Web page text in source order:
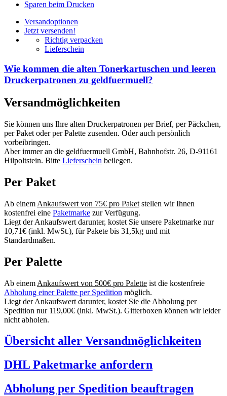
Sparen beim Drucken
Versandoptionen
Jetzt versenden!
Richtig verpacken
Lieferschein
Wie kommen die alten Tonerkartuschen und leeren
Druckerpatronen zu geldfuermuell?
Versandmöglichkeiten
Sie können uns Ihre alten Druckerpatronen per Brief, per Päckchen,
per Paket oder per Palette zusenden. Oder auch persönlich
vorbeibringen.
Aber immer an die geldfuermuell GmbH, Bahnhofstr. 26, D-91161
Hilpoltstein. Bitte Lieferschein beilegen.
Per Paket
Ab einem Ankaufswert von 75€ pro Paket stellen wir Ihnen
kostenfrei eine Paketmarke zur Verfügung.
Liegt der Ankaufswert darunter, kostet Sie unsere Paketmarke nur
10,71€ (inkl. MwSt.), für Pakete bis 31,5kg und mit
Standardmaßen.
Per Palette
Ab einem Ankaufswert von 500€ pro Palette ist die kostenfreie
Abholung einer Palette per Spedition möglich.
Liegt der Ankaufswert darunter, kostet Sie die Abholung per
Spedition nur 119,00€ (inkl. MwSt.). Gitterboxen können wir leider
nicht abholen.
Übersicht aller Versandmöglichkeiten
DHL Paketmarke anfordern
Abholung per Spedition beauftragen